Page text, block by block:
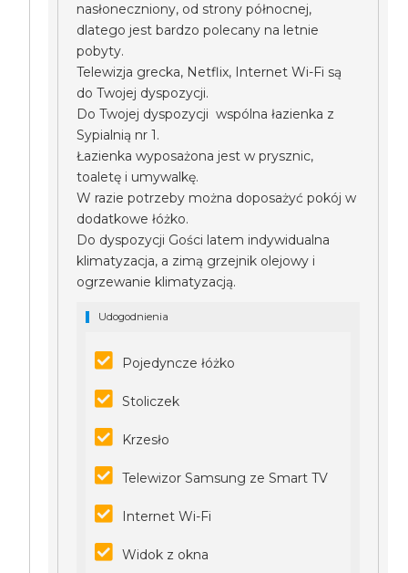
nasłoneczniony, od strony północnej,
dlatego jest bardzo polecany na letnie
pobyty.
Telewizja grecka, Netflix, Internet Wi-Fi są
do Twojej dyspozycji.
Do Twojej dyspozycji wspólna łazienka z
Sypialnią nr 1.
Łazienka wyposażona jest w prysznic,
toaletę i umywalkę.
W razie potrzeby można doposażyć pokój w
dodatkowe łóżko.
Do dyspozycji Gości latem indywidualna
klimatyzacja, a zimą grzejnik olejowy i
ogrzewanie klimatyzacją.
Udogodnienia
Pojedyncze łóżko
Stoliczek
Krzesło
Telewizor Samsung ze Smart TV
Internet Wi-Fi
Widok z okna